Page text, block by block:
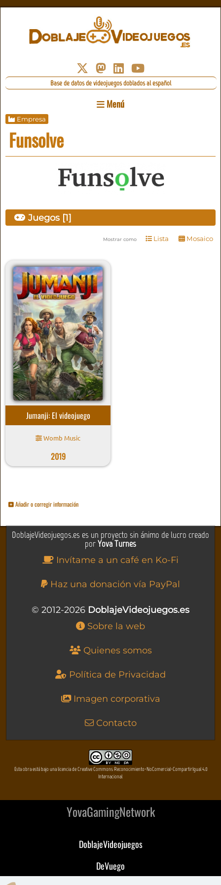
Base de datos de videojuegos doblados al español
Menú
Empresa
Funsolve
Juegos [1]
Mostrar como Lista Mosaico
Jumanji: El videojuego
Womb Music
2019
Añadir o corregir información
DoblajeVideojuegos.es es un proyecto sin ánimo de lucro creado
porYova Turnes
Invítame a un café en Ko-Fi
Haz una donación vía PayPal
© 2012-2026 DoblajeVideojuegos.es
Sobre la web
Quienes somos
Política de Privacidad
Imagen corporativa
Contacto
Esta obra está bajo una licencia de Creative Commons Reconocimiento-NoComercial-CompartirIgual 4.0
Internacional
YovaGamingNetwork
DoblajeVideojuegos
DeVuego